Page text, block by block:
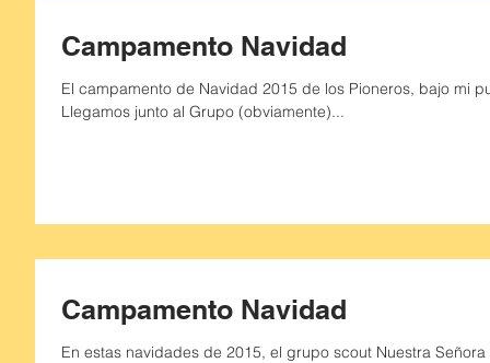
Campamento Navidad
El campamento de Navidad 2015 de los Pioneros, bajo mi
Llegamos junto al Grupo (obviamente)...
Campamento Navidad
En estas navidades de 2015, el grupo scout Nuestra